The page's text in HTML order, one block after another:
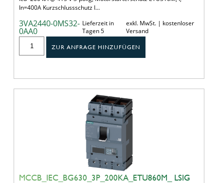
In=400A Kurzschlussschutz I…
3VA2440-0MS32-
0AA0
Lieferzeit in
Tagen 5
exkl. MwSt. | kostenloser
Versand
ZUR ANFRAGE HINZUFÜGEN
MCCB_IEC_BG630_3P_200KA_ETU860M_ LSIG